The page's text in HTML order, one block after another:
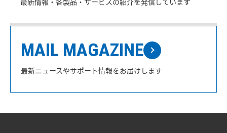
MAIL MAGAZINE
最新ニュースやサポート情報をお届けします